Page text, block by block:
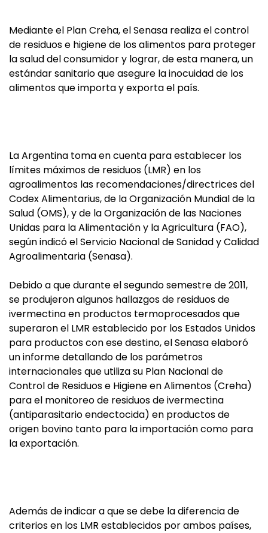
Mediante el Plan Creha, el Senasa realiza el control
de residuos e higiene de los alimentos para proteger
la salud del consumidor y lograr, de esta manera, un
estándar sanitario que asegure la inocuidad de los
alimentos que importa y exporta el país.
La Argentina toma en cuenta para establecer los
límites máximos de residuos (LMR) en los
agroalimentos las recomendaciones/directrices del
Codex Alimentarius, de la Organización Mundial de la
Salud (OMS), y de la Organización de las Naciones
Unidas para la Alimentación y la Agricultura (FAO),
según indicó el Servicio Nacional de Sanidad y Calidad
Agroalimentaria (Senasa).
Debido a que durante el segundo semestre de 2011,
se produjeron algunos hallazgos de residuos de
ivermectina en productos termoprocesados que
superaron el LMR establecido por los Estados Unidos
para productos con ese destino, el Senasa elaboró
un informe detallando de los parámetros
internacionales que utiliza su Plan Nacional de
Control de Residuos e Higiene en Alimentos (Creha)
para el monitoreo de residuos de ivermectina
(antiparasitario endectocida) en productos de
origen bovino tanto para la importación como para
la exportación.
Además de indicar a que se debe la diferencia de
criterios en los LMR establecidos por ambos países,